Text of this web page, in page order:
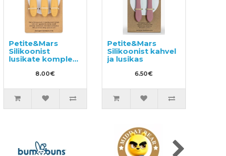
Petite&Mars
Silikoonist
lusikate komplekt
8.00€
Petite&Mars
Silikoonist kahvel
ja lusikas
6.50€